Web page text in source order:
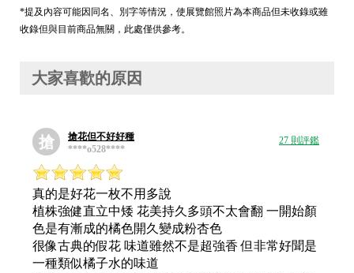
*提及內容可能因同名、別字等情況，使展覽館照片為本商品但未收錄或雖
收錄但與目前商品無關，此處僅供參考。
大家喜歡的原因
搶
搶花但不好好種
****o528****
27 則評鑑
真的是好花一枚不用多說
植株強健直立中矮 花美持久多頭不太會翻 一開始顏
色是有漸成的橘色開久變成粉杏色
很像古典的假花 味道雖然不是超強香 但非常好聞是
一種類似橘子水的味道